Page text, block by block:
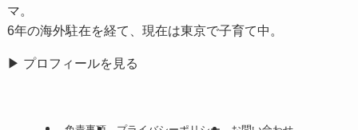
マ。
6年の海外駐在を経て、現在は東京で子育て中。
▶ プロフィールを見る